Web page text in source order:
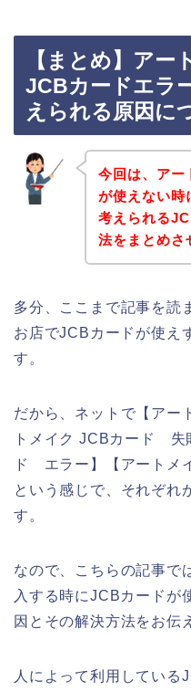
【まとめ】アー
JCBカードエラ
えられる原因に
今回は、アー
が使えない時
考えられる
法をまとめさ
多分、ここまで記事を読
お店でJCBカードが使え
す。
だから、ネットで【アー
トメイク JCBカード 失
ド エラー】【アートメ
という感じで、それぞれ
す。
なので、こちらの記事で
入する時にJCBカードが
因とその解決方法をお伝
人によって利用している